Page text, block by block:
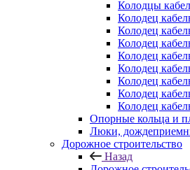
Колодцы
Колодец
Колодец
Колодец
Колодец
Колодец
Колодец
Колодец
Колодец
Опорные кольца и
Люки,
Дорожное строительство
Назад